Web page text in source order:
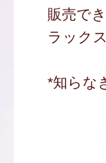
販売で
ラック
*知らな